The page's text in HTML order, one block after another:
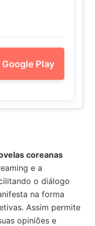
Google Play
coreanas
e a
o diálogo
na forma
Assim permite
opiniões e